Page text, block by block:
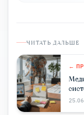
ЧИТАТЬ ДАЛЬШЕ
←